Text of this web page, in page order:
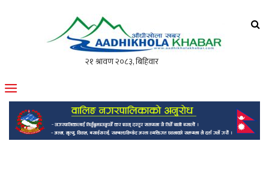
मोफसलकै लोकप्रिय अनलाइन पत्रिका